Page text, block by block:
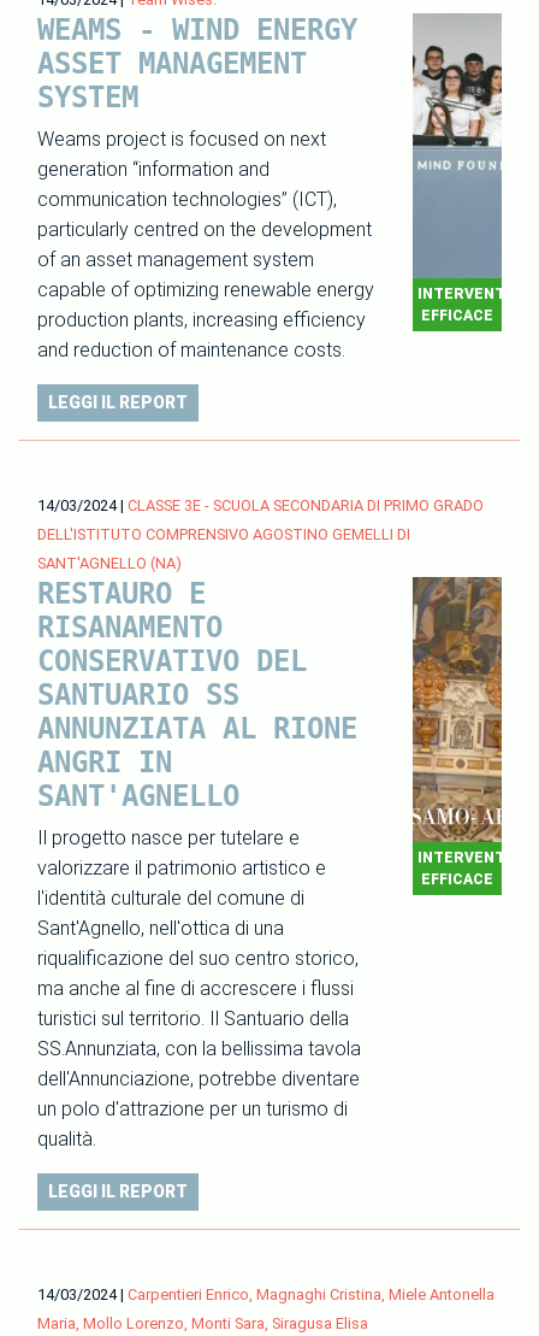
WEAMS - WIND ENERGY
ASSET MANAGEMENT
SYSTEM
Weams project is focused on next
generation “information and
communication technologies” (ICT),
particularly centred on the development
of an asset management system
capable of optimizing renewable energy
production plants, increasing efficiency
and reduction of maintenance costs.
INTERVENTO
EFFICACE
LEGGI IL REPORT
14/03/2024| CLASSE 3E - SCUOLA SECONDARIA DI PRIMO GRADO
DELL'ISTITUTO COMPRENSIVO AGOSTINO GEMELLI DI
SANT'AGNELLO (NA)
RESTAURO E
RISANAMENTO
CONSERVATIVO DEL
SANTUARIO SS
ANNUNZIATA AL RIONE
ANGRI IN
SANT'AGNELLO
Il progetto nasce per tutelare e
valorizzare il patrimonio artistico e
l'identità culturale del comune di
Sant'Agnello, nell'ottica di una
riqualificazione del suo centro storico,
ma anche al fine di accrescere i flussi
turistici sul territorio. Il Santuario della
SS.Annunziata, con la bellissima tavola
dell'Annunciazione, potrebbe diventare
un polo d'attrazione per un turismo di
qualità.
INTERVENTO
EFFICACE
LEGGI IL REPORT
14/03/2024| Carpentieri Enrico, Magnaghi Cristina, Miele Antonella
Maria, Mollo Lorenzo, Monti Sara, Siragusa Elisa